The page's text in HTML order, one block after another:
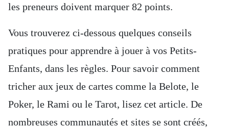
les preneurs doivent marquer 82 points.
Vous trouverez ci-dessous quelques conseils
pratiques pour apprendre à jouer à vos Petits-
Enfants, dans les règles. Pour savoir comment
tricher aux jeux de cartes comme la Belote, le
Poker, le Rami ou le Tarot, lisez cet article. De
nombreuses communautés et sites se sont créés,